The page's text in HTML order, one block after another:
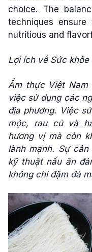
choice. The
techniques
nutritious and
Lợi ích về Sức
Ẩm thực Việt
việc sử dụng các
địa phương. Việc
mộc, rau củ và
hương vị mà còn
lành mạnh. Sự
kỹ thuật nấu ăn
không chỉ đậm đà